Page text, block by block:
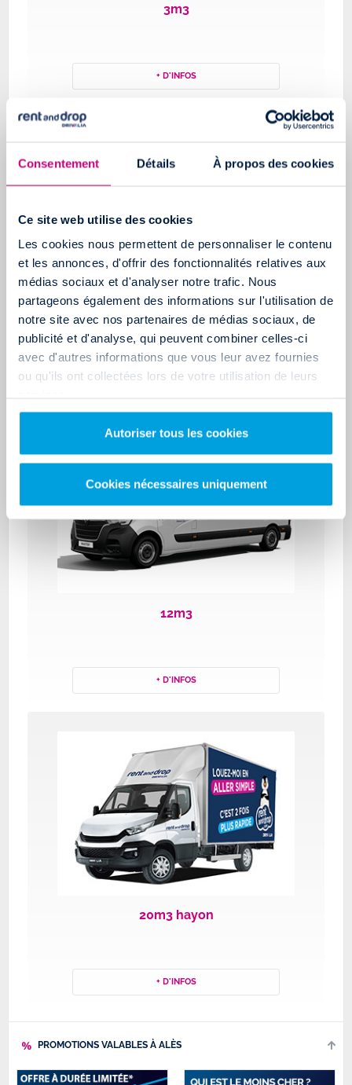
Consentement Détails À propos des cookies
Ce site web utilise des cookies
Les cookies nous permettent de personnaliser le contenu
et les annonces, d'offrir des fonctionnalités relatives aux
médias sociaux et d'analyser notre trafic. Nous
partageons également des informations sur l'utilisation de
notre site avec nos partenaires de médias sociaux, de
publicité et d'analyse, qui peuvent combiner celles-ci
avec d'autres informations que vous leur avez fournies
ou qu'ils ont collectées lors de votre utilisation de leurs
Autoriser tous les cookies
Cookies nécessaires uniquement
3m3
+ D'INFOS
+ D'INFOS
12m3
+ D'INFOS
20m3 hayon
+ D'INFOS
PROMOTIONS VALABLES À ALÈS